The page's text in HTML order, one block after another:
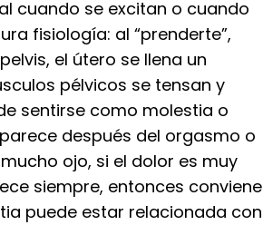
cuando se excitan o cuando
fisiología: al “prenderte”,
el útero se llena un
pélvicos se tensan y
sentirse como molestia o
después del orgasmo o
ojo, si el dolor es muy
siempre, entonces conviene
puede estar relacionada con